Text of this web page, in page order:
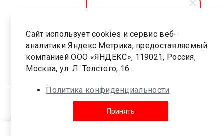
АПолимер
Здравствуйте! Мы готовы
помочь вам. Напишите, если
у вас появятся вопросы.
Соглашение на обработку персональных
данных
Карта сайта
ИНН: 9702043058 ОГРН: 1227700282040
Сайт использует cookies и сервис веб-
аналитики Яндекс Метрика, предоставляемый
компанией ООО «ЯНДЕКС», 119021, Россия,
Москва, ул. Л. Толстого, 16.
Политика конфиденциальности
Принять